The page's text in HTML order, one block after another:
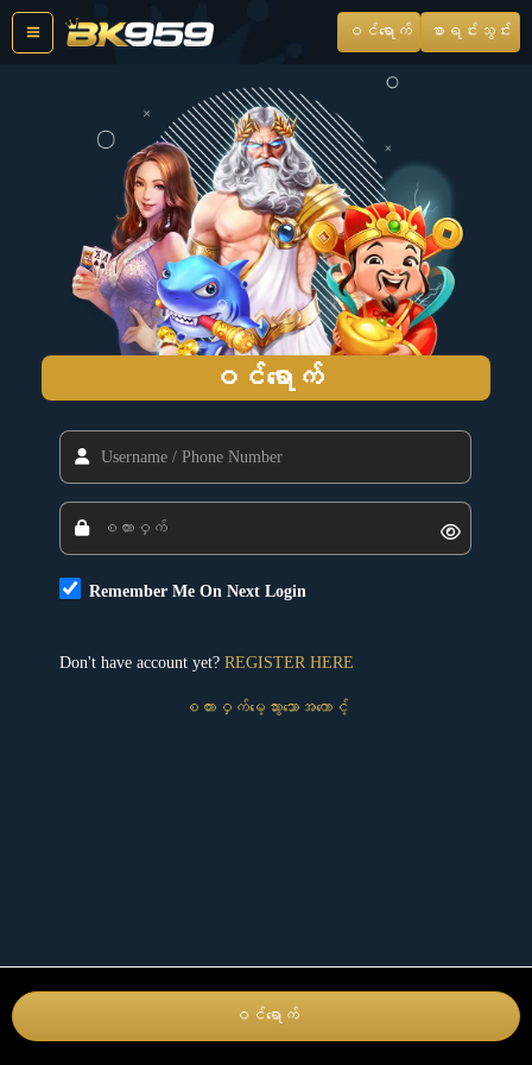
Skip
content
ဝင်ရောက် စာရင်းသွင်း
ဝင်ရောက်
Remember Me On Next Login
ဝင်ရောက်
Don't have account yet? REGISTER HERE
စကားဝှက်မေ့သွားသောအကောင့်